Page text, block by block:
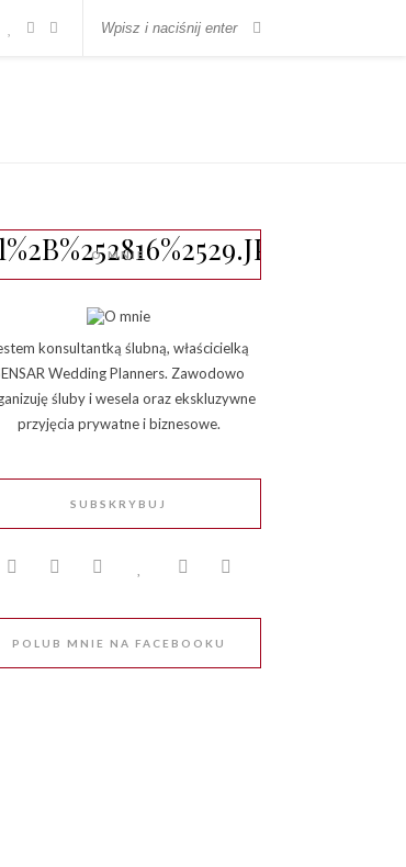
O MNIE
konsultantką ślubną, właścicielką
Wedding Planners. Zawodowo
śluby i wesela oraz ekskluzywne
przyjęcia prywatne i biznesowe.
SUBSKRYBUJ
POLUB MNIE NA FACEBOOKU